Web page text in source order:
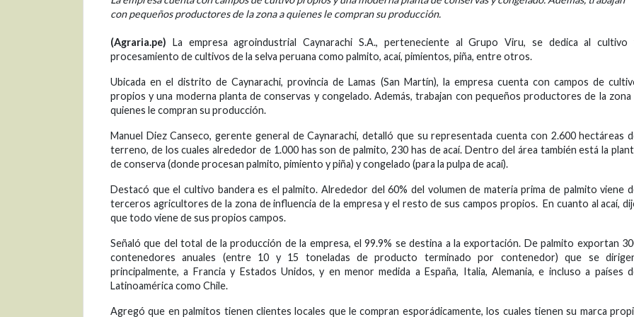
con pequeños productores de la zona a quienes le compran su producción.
(Agraria.pe) La empresa agroindustrial Caynarachi S.A., perteneciente al Grupo Viru, se dedica al cultivo
procesamiento de cultivos de la selva peruana como palmito, acaí, pimientos, piña, entre otros.
Ubicada en el distrito de Caynarachi, provincia de Lamas (San Martín), la empresa cuenta con campos de
propios y una moderna planta de conservas y congelado. Además, trabajan con pequeños productores de la zona
quienes le compran su producción.
Manuel Diez Canseco, gerente general de Caynarachi, detalló que su representada cuenta con 2.600 hectáreas
terreno, de los cuales alrededor de 1.000 has son de palmito, 230 has de acaí. Dentro del área también está la
de conserva (donde procesan palmito, pimiento y piña) y congelado (para la pulpa de acaí).
Destacó que el cultivo bandera es el palmito. Alrededor del 60% del volumen de materia prima de palmito viene
terceros agricultores de la zona de influencia de la empresa y el resto de sus campos propios. En cuanto al acaí,
que todo viene de sus propios campos.
Señaló que del total de la producción de la empresa, el 99.9% se destina a la exportación. De palmito exportan
contenedores anuales (entre 10 y 15 toneladas de producto terminado por contenedor) que se
principalmente, a Francia y Estados Unidos, y en menor medida a España, Italia, Alemania, e incluso a países
Latinoamérica como Chile.
Agregó que en palmitos tienen clientes locales que le compran esporádicamente, los cuales tienen su marca